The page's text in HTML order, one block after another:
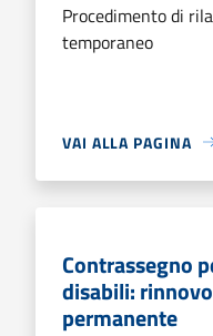
Procedimento di
temporaneo
VAI ALLA PAGINA
Contrassegno
disabili:
permanente